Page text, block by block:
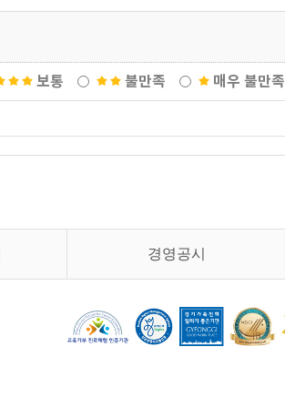
보통 불만족 매우 불만족
경영공시